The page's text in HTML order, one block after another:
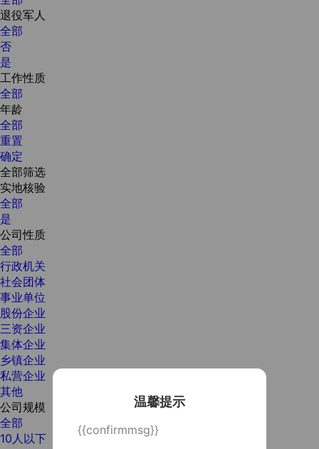
温馨提示
{{confirmmsg}}
退役军人
全部
否
是
工作性质
全部
年龄
全部
重置
确定
全部筛选
实地核验
全部
是
公司性质
全部
行政机关
社会团体
事业单位
股份企业
三资企业
集体企业
乡镇企业
私营企业
其他
公司规模
全部
10人以下